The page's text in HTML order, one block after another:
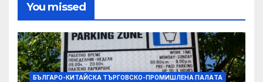
You missed
БЪЛГАРО-КИТАЙСКА ТЪРГОВСКО-ПРОМИШЛЕНА ПАЛAТА